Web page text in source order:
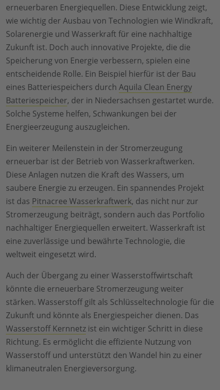
erneuerbaren Energiequellen. Diese Entwicklung zeigt,
wie wichtig der Ausbau von Technologien wie Windkraft,
Solarenergie und Wasserkraft für eine nachhaltige
Zukunft ist. Doch auch innovative Projekte, die die
Speicherung von Energie verbessern, spielen eine
entscheidende Rolle. Ein Beispiel hierfür ist der Bau
eines Batteriespeichers durch Aquila Clean Energy
Batteriespeicher, der in Niedersachsen gestartet wurde.
Solche Systeme helfen, Schwankungen bei der
Energieerzeugung auszugleichen.
Ein weiterer Meilenstein in der Stromerzeugung
erneuerbar ist der Betrieb von Wasserkraftwerken.
Diese Anlagen nutzen die Kraft des Wassers, um
saubere Energie zu erzeugen. Ein spannendes Projekt
ist das Pitnacree Wasserkraftwerk, das nicht nur zur
Stromerzeugung beiträgt, sondern auch das Portfolio
nachhaltiger Energiequellen erweitert. Wasserkraft ist
eine zuverlässige und bewährte Technologie, die
weltweit eingesetzt wird.
Auch der Übergang zu einer Wasserstoffwirtschaft
könnte die erneuerbare Stromerzeugung weiter
stärken. Wasserstoff gilt als Schlüsseltechnologie für die
Zukunft und könnte als Energiespeicher dienen. Das
Wasserstoff Kernnetz ist ein wichtiger Schritt in diese
Richtung. Es ermöglicht die effiziente Nutzung von
Wasserstoff und unterstützt den Wandel hin zu einer
klimaneutralen Energieversorgung.